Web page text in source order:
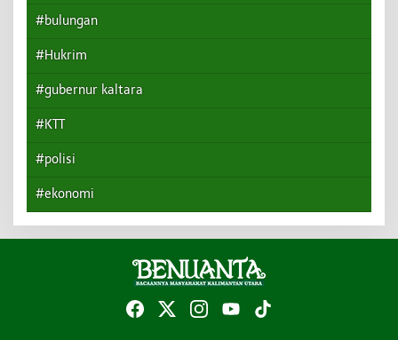
#bulungan
#Hukrim
#gubernur kaltara
#KTT
#polisi
#ekonomi